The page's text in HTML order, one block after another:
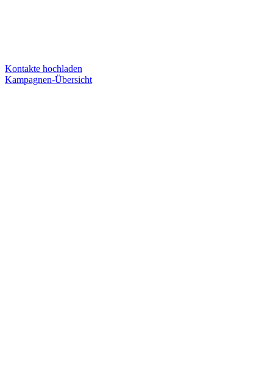
Kontakte hochladen
Kampagnen-Übersicht